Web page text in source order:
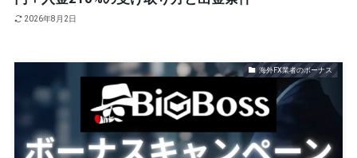
2026年8月2日
海外FX業者のボーナス